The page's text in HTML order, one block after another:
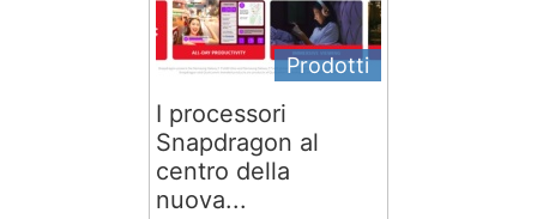
Prodotti
I processori
Snapdragon al
centro della
nuova...